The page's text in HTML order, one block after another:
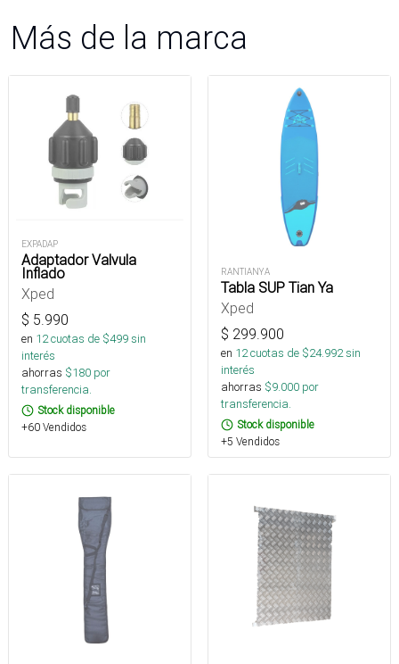
Más de la marca
EXPADAP
Adaptador Valvula
Inflado
Xped
$ 5.990
en 12cuotas de $499sin
interés
ahorras $180 por
transferencia.
Stock disponible
+60 Vendidos
RANTIANYA
Tabla SUP Tian Ya
Xped
$ 299.900
en 12cuotas de $24.992sin
interés
ahorras $9.000 por
transferencia.
Stock disponible
+5 Vendidos